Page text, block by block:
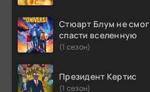
Стюарт Блум не смог
спасти вселенную
(1 сезон)
Президент Кертис
(1 сезон)